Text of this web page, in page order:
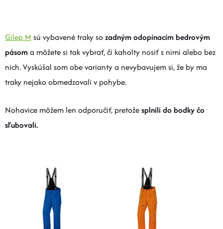
Gilep M sú vybavené traky so zadným odopínacím bedrovým
pásoma môžete si tak vybrať, či kaholty nosiť s nimi alebo bez
nich. Vyskúšal som obe varianty a nevybavujem si, že by ma
traky nejako obmedzovali v pohybe.
Nohavice môžem len odporučiť, pretožesplnili do bodky čo
sľubovali.